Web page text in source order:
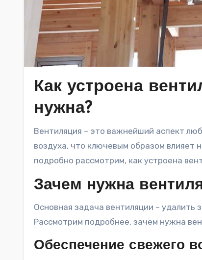
Как устроена
нужна?
Вентиляция – это важнейший аспект любого жилого помещения. Она обеспечивает качественный обмен
воздуха, что ключевым образом влияет
подробно рассмотрим, как устроена
Зачем нужна
Основная задача вентиляции – удалить
Рассмотрим подробнее, зачем нужна
Обеспечение свежего